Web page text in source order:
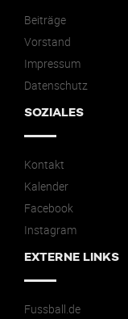
Beiträge
Vorstand
Impressum
Datenschutz
SOZIALES
Kontakt
Kalender
Facebook
Instagram
EXTERNE LINKS
Fussball.de